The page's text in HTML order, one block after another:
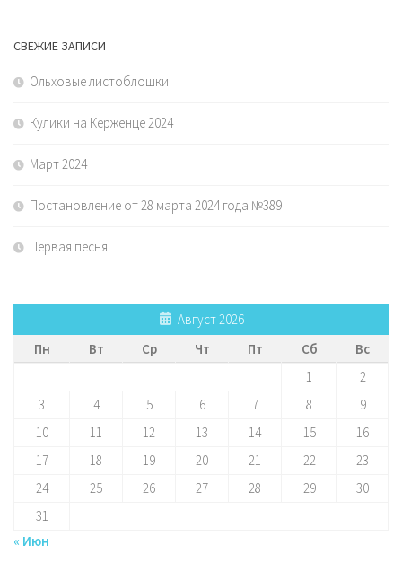
СВЕЖИЕ ЗАПИСИ
Ольховые листоблошки
Кулики на Керженце 2024
Март 2024
Постановление от 28 марта 2024 года №389
Первая песня
Август 2026
Пн
Вт Ср Чт Пт Сб
Вс
1
2
3
4 5 6 7 8
9
10
11 12 13 14 15
16
17
18 19 20 21 22
23
24
25 26 27 28 29
30
31
« Июн